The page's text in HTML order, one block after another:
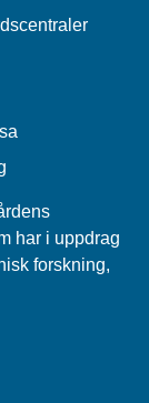
har i uppdrag
forskning,